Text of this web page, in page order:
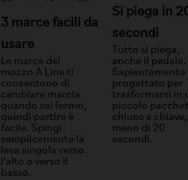
3 marce facili da
usare
Le marce del
mozzo A Line ti
consentono di
cambiare marcia
quando sei fermo,
quindi partire è
facile. Spingi
semplicemente la
leva singola verso
l'alto o verso il
basso.
Si piega in
secondi
Tutto si piega,
anche il pedale.
Sapientemente
progettato per
trasformarsi in
piccolo
chiuso a
meno di 20
secondi.